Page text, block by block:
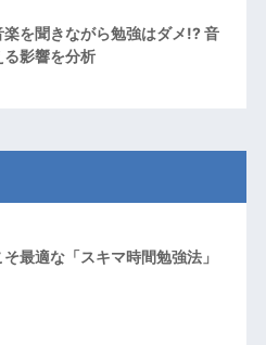
楽を聞きながら勉強はダメ!? 音
影響を分析
最適な「スキマ時間勉強法」